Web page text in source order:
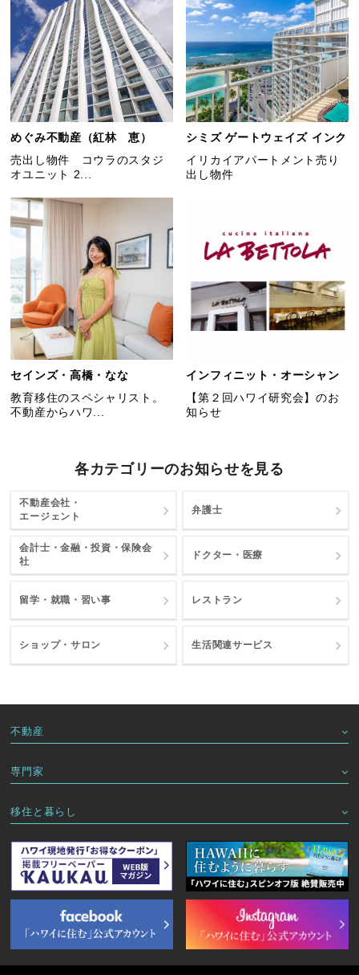
めぐみ不動産（紅林 恵）
売出し物件 コウラのスタジ
オユニット 2...
シミズ ゲートウェイズ インク
イリカイアパートメント売り
出し物件
セインズ・高橋・なな
教育移住のスペシャリスト。
不動産からハワ...
インフィニット・オーシャン
【第２回ハワイ研究会】のお
知らせ
各カテゴリーのお知らせを見る
不動産会社・
エージェント
弁護士
会計士・金融・投資・保険会
社
ドクター・医療
留学・就職・習い事 レストラン
ショップ・サロン 生活関連サービス
不動産
専門家
移住と暮らし